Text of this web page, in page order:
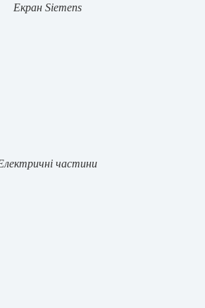
Екран Siemens
частини